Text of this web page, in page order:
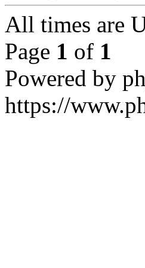
All times are
Page 1 of 1
Powered by
https://